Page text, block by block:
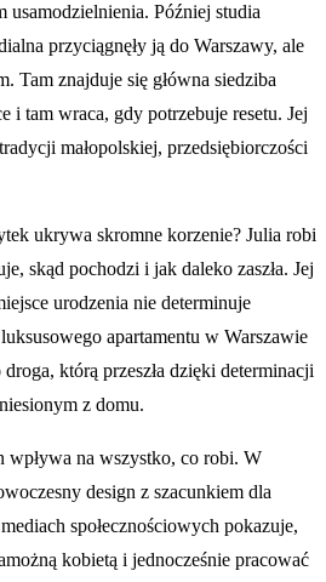
usamodzielnienia. Później studia
przyciągnęły ją do Warszawy, ale
Tam znajduje się główna siedziba
i tam wraca, gdy potrzebuje resetu. Jej
małopolskiej, przedsiębiorczości
ukrywa skromne korzenie? Julia robi
skąd pochodzi i jak daleko zaszła. Jej
urodzenia nie determinuje
apartamentu w Warszawie
którą przeszła dzięki determinacji
z domu.
wpływa na wszystko, co robi. W
design z szacunkiem dla
społecznościowych pokazuje,
kobietą i jednocześnie pracować